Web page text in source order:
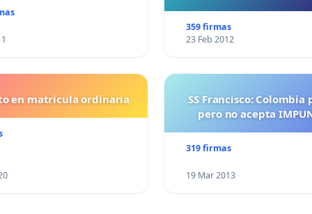
359 firmas
23 Feb 2012
en matricula ordinaria
SS Francisco: Colombia
pero no acepta
319 firmas
19 Mar 2013